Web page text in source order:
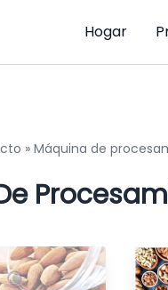
Hogar
» Máquina de